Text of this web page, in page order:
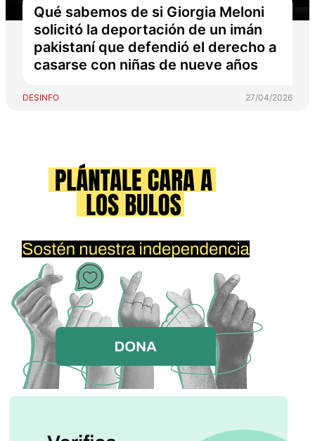
Qué sabemos de si Giorgia Meloni
solicitó la deportación de un imán
pakistaní que defendió el derecho a
casarse con niñas de nueve años
DESINFO 27/04/2026